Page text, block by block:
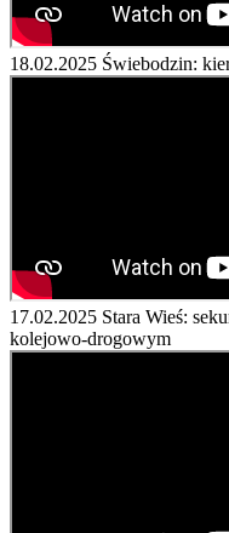
18.02.2025 Świebodzin:
17.02.2025 Stara Wieś:
kolejowo-drogowym